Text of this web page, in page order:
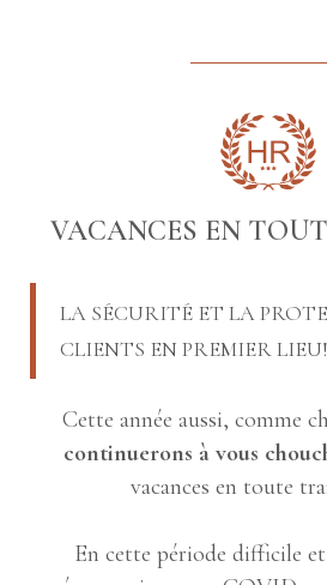
VACANCES EN
LA SÉCURITÉ ET LA
CLIENTS EN PREMIER LIEU!
Cette année aussi, comme
continuerons à vous
vacances en toute
En cette période difficile